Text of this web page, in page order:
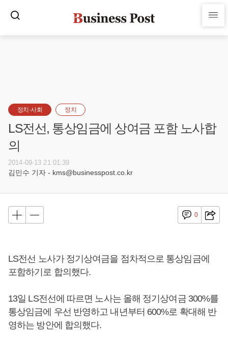
정치·사회 정치
LS전선, 통상임금에 상여금 포함 노사합
의
2014-09-13 21:01:39
김민수 기자 - kms@businesspost.co.kr
0
LS전선 노사가 정기상여금을 점차적으로 통상임금에
포함하기로 합의했다.
13일 LS전선에 따르면 노사는 올해 정기상여금 300%를
통상임금에 우선 반영하고 내년부터 600%로 확대해 반
영하는 방안에 합의했다.